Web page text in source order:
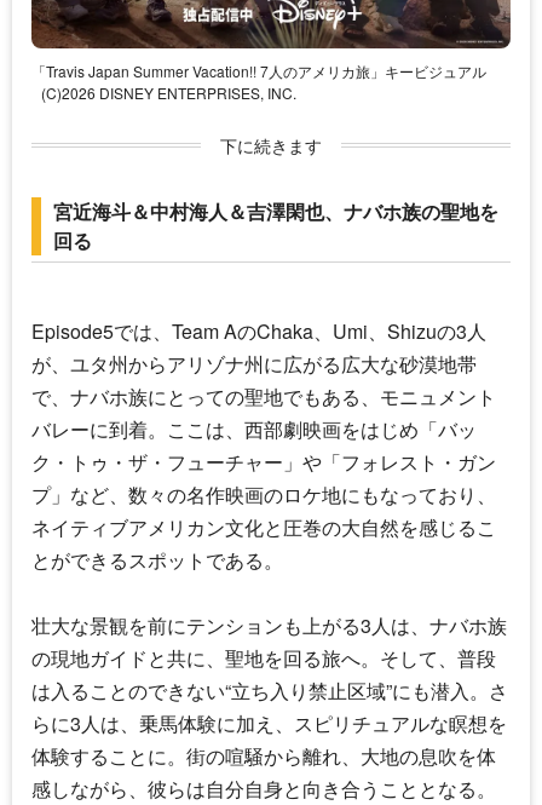
「Travis Japan Summer Vacation!! 7人のアメリカ旅」キービジュアル
(C)2026 DISNEY ENTERPRISES, INC.
下に続きます
宮近海斗＆中村海人＆吉澤閑也、ナバホ族の聖地を
回る
Episode5では、Team AのChaka、Umi、Shizuの3人
が、ユタ州からアリゾナ州に広がる広大な砂漠地帯
で、ナバホ族にとっての聖地でもある、モニュメント
バレーに到着。ここは、西部劇映画をはじめ「バッ
ク・トゥ・ザ・フューチャー」や「フォレスト・ガン
プ」など、数々の名作映画のロケ地にもなっており、
ネイティブアメリカン文化と圧巻の大自然を感じるこ
とができるスポットである。
壮大な景観を前にテンションも上がる3人は、ナバホ族
の現地ガイドと共に、聖地を回る旅へ。そして、普段
は入ることのできない“立ち入り禁止区域”にも潜入。さ
らに3人は、乗馬体験に加え、スピリチュアルな瞑想を
体験することに。街の喧騒から離れ、大地の息吹を体
感しながら、彼らは自分自身と向き合うこととなる。